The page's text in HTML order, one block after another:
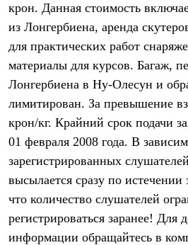
Где купить
крон. Данная стоимость
из Лонгербиена, аренда
для практических работ
материалы для курсов. Багаж,
Лонгербиена в Ну-Олесун и
лимитирован. За превышение
крон/кг. Крайний срок подачи
01 февраля 2008 года. В
зарегистрированных
высылается сразу по
что количество слушателей
регистрироваться заранее! Для
информации обращайтесь в